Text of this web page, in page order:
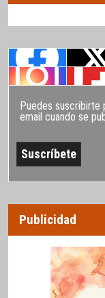
Puedes
email cuando se
Publicidad